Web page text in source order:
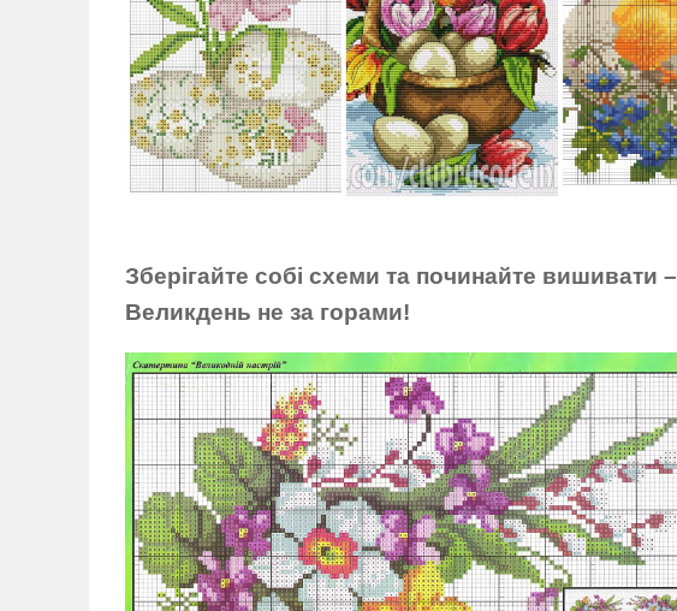
Зберігайте собі схеми та починайте вишивати –
Великдень не за горами!